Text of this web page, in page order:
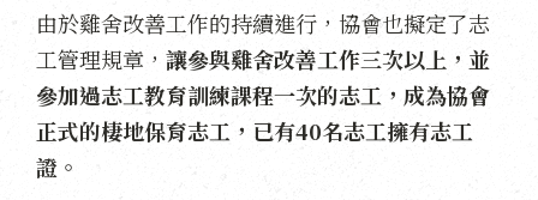
由於雞舍改善工作的持續進行，協會也擬定了志
工管理規章， 讓參與雞舍改善工作三次以上，並
參加過志工教育訓練課程一次的志工，成為協會
正式的棲地保育志工，已有40名志工擁有志工
證。